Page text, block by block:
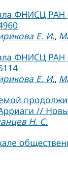
ФНИСЦ РАН
Е. И.,
ФНИСЦ
Е. И.,
//
Н. С.